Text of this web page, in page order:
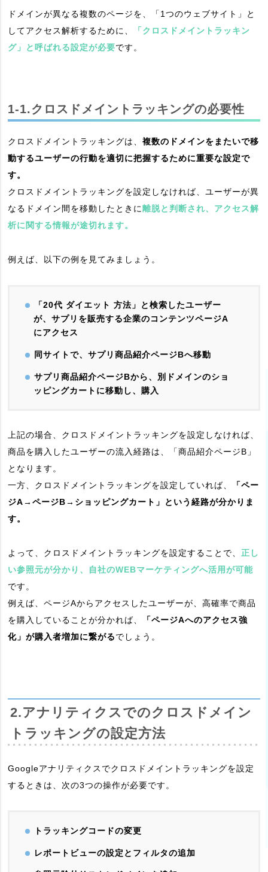
ドメインが異なる複数のページを、「1つのウェブサイト」と
してアクセス解析するために、
「クロスドメイントラッキン
グ」と呼ばれる設定が必要です。
1-1.クロスドメイントラッキングの必要性
クロスドメイントラッキングは、複数のドメインをまたいで移
動するユーザーの行動を適切に把握するために重要な設定で
す。
クロスドメイントラッキングを設定しなければ、ユーザーが異
なるドメイン間を移動したときに離脱と判断され、アクセス解
析に関する情報が途切れます。
例えば、以下の例を見てみましょう。
「20代 ダイエット 方法」と検索したユーザー
が、サプリを販売する企業のコンテンツページA
にアクセス
同サイトで、サプリ商品紹介ページBへ移動
サプリ商品紹介ページBから、別ドメインのショ
ッピングカートに移動し、購入
上記の場合、クロスドメイントラッキングを設定しなければ、
商品を購入したユーザーの流入経路は、「商品紹介ページB」
となります。
一方、クロスドメイントラッキングを設定していれば、
「ペー
ジA→ページB→ショッピングカート」という経路が分かりま
す。
よって、クロスドメイントラッキングを設定することで、正し
い参照元が分かり、自社のWEBマーケティングへ活用が可能
です。
例えば、ページAからアクセスしたユーザーが、高確率で商品
を購入していることが分かれば、
「ページAへのアクセス強
化」が購入者増加に繋がるでしょう。
2.アナリティクスでのクロスドメイン
トラッキングの設定方法
Googleアナリティクスでクロスドメイントラッキングを設定
するときは、次の3つの操作が必要です。
トラッキングコードの変更
レポートビューの設定とフィルタの追加